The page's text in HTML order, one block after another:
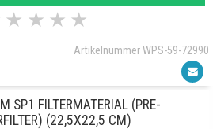
★ ★ ★ ★
Artikelnummer WPS-59-72990
SP1 FILTERMATERIAL (PRE-
(22,5X22,5 CM)